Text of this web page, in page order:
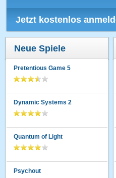
Jetzt kostenlos
Neue Spiele
Pretentious Game 5
Dynamic Systems 2
Quantum of Light
Psychout